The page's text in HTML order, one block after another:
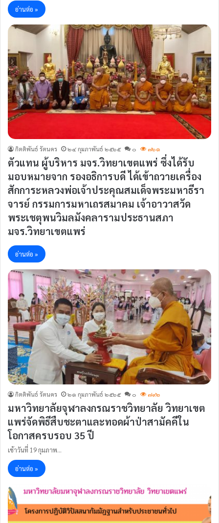
อ่านต่อ »
กิตติพันธ์ รัตนคร ๒๔ กุมภาพันธ์ ๒๕๖๕ ๐ ๗๖๑
ตัวแทน ผู้บริหาร มจร.วิทยาเขตแพร่ ซึ่งได้รับ
มอบหมายจาก รองอธิการบดี ได้เข้าถวายเครื่อง
สักการะหลวงพ่อเจ้าประคุณสมเด็จพระมหาธีรา
จารย์ กรรมการมหาเถรสมาคม เจ้าอาวาสวัด
พระเชตุพนวิมลมังคลารามประธานสภา
มจร.วิทยาเขตแพร่
อ่านต่อ »
กิตติพันธ์ รัตนคร ๒๑ กุมภาพันธ์ ๒๕๖๕ ๐ ๗๙๒
มหาวิทยาลัยจุฬาลงกรณราชวิทยาลัย วิทยาเขต
แพร่จัดพิธีสืบชะตาและทอดผ้าป่าสามัคคีใน
โอกาสครบรอบ 35 ปี
เช้าวันที่ 19 กุมภาพ…
อ่านต่อ »